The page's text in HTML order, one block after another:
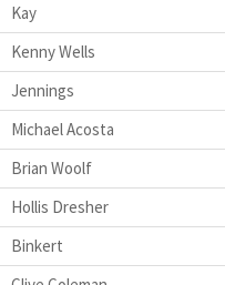
Kay
Kenny Wells
Jennings
Michael Acosta
Brian Woolf
Hollis Dresher
Binkert